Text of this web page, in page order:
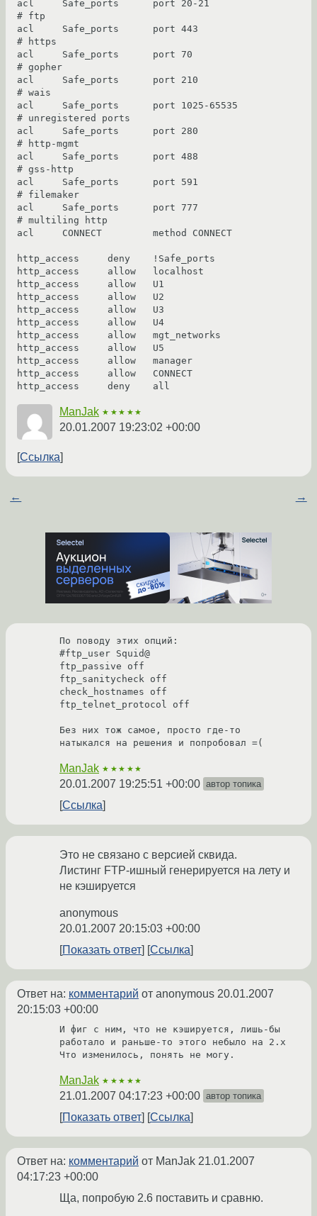
acl     Safe_ports      port 20-21
# ftp
acl     Safe_ports      port 443
# https
acl     Safe_ports      port 70
# gopher
acl     Safe_ports      port 210
# wais
acl     Safe_ports      port 1025-65535
# unregistered ports
acl     Safe_ports      port 280
# http-mgmt
acl     Safe_ports      port 488
# gss-http
acl     Safe_ports      port 591
# filemaker
acl     Safe_ports      port 777
# multiling http
acl     CONNECT         method CONNECT
http_access     deny    !Safe_ports
http_access     allow   localhost
http_access     allow   U1
http_access     allow   U2
http_access     allow   U3
http_access     allow   U4
http_access     allow   mgt_networks
http_access     allow   U5
http_access     allow   manager
http_access     allow   CONNECT
ManJak ★★★★★
20.01.2007 19:23:02 +00:00
Ссылка
← →
По поводу этих опций:
#ftp_user Squid@
ftp_passive off
ftp_sanitycheck off
check_hostnames off
ftp_telnet_protocol off
Без них тож самое, просто где-то
натыкался на решения и попробовал =(
ManJak ★★★★★
20.01.2007 19:25:51 +00:00 автор топика
Ссылка
Это не связано с версией сквида.
Листинг FTP-ишный генерируется на лету и
не кэшируется
anonymous
20.01.2007 20:15:03 +00:00
Показать ответ
Ссылка
Ответ на: комментарий от anonymous 20.01.2007
20:15:03 +00:00
И фиг с ним, что не кэшируется, лишь-бы
работало и раньше-то этого небыло на 2.х
Что изменилось, понять не могу.
ManJak ★★★★★
21.01.2007 04:17:23 +00:00 автор топика
Показать ответ Ссылка
Ответ на: комментарий от ManJak 21.01.2007
04:17:23 +00:00
Ща, попробую 2.6 поставить и сравню.